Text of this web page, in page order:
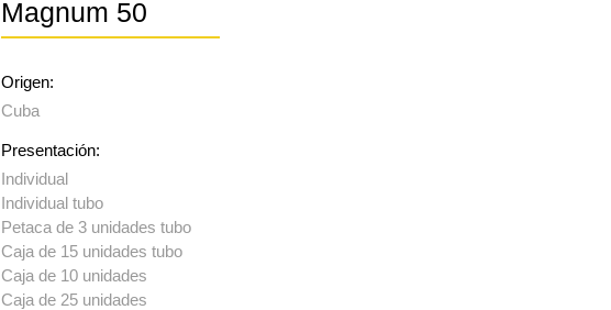
Magnum 50
Origen:
Cuba
Presentación:
Individual
Individual tubo
Petaca de 3 unidades tubo
Caja de 15 unidades tubo
Caja de 10 unidades
Caja de 25 unidades